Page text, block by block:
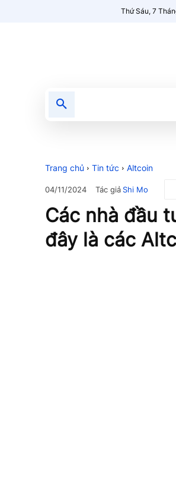
Thứ Sáu, 7
Trang chủ Tin tức Altcoin
04/11/2024 Tác giảShi Mo
Các nhà đầu
đây là các